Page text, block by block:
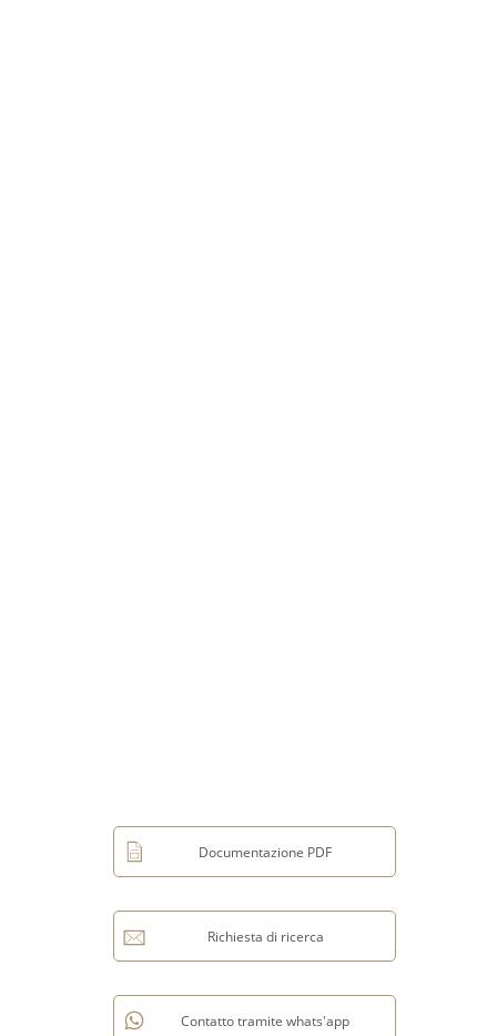
Documentazione PDF
Richiesta di ricerca
Contatto tramite whats'app